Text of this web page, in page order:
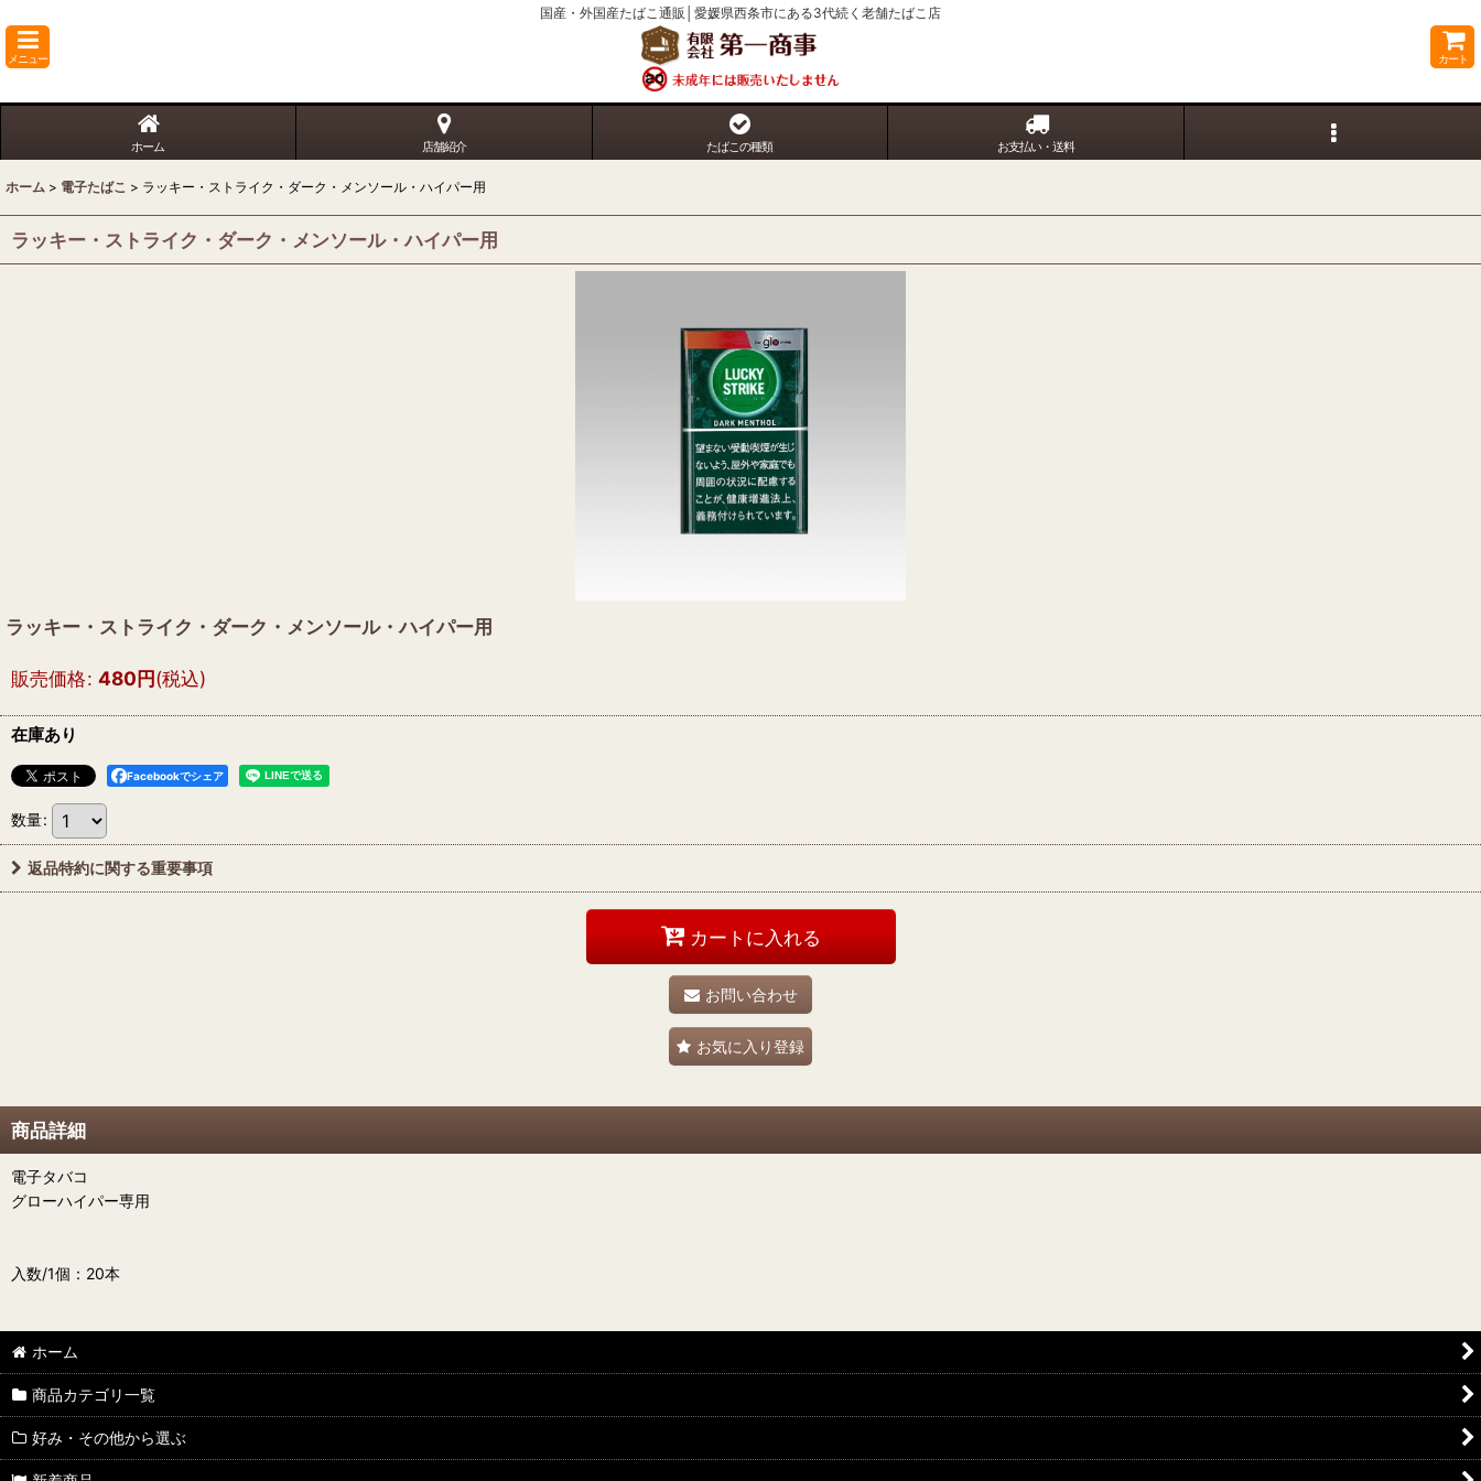
国産・外国産たばこ通販│愛媛県西条市にある3代続く老舗たばこ店
メニュー カート
ホーム 店舗紹介 たばこの種類 お支払い・送料
ホーム > 電子たばこ > ラッキー・ストライク・ダーク・メンソール・ハイパー用
ラッキー・ストライク・ダーク・メンソール・ハイパー用
ラッキー・ストライク・ダーク・メンソール・ハイパー用
販売価格: 480円(税込)
在庫あり
Facebookでシェア
数量:
返品特約に関する重要事項
カートに入れる
お問い合わせ
お気に入り登録
商品詳細
電子タバコ
グローハイパー専用
入数/1個：20本
ホーム
商品カテゴリ一覧
好み・その他から選ぶ